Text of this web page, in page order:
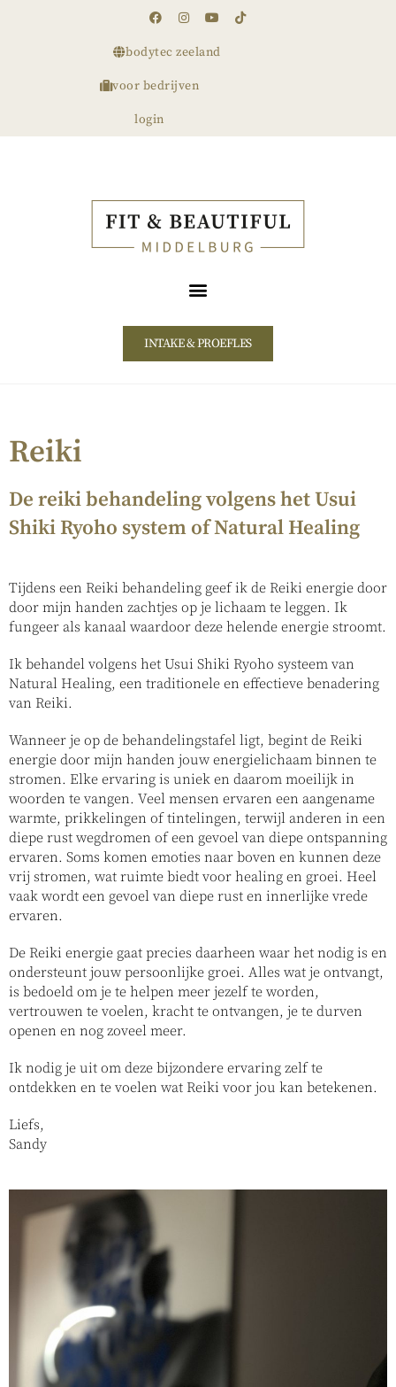
bodytec zeeland
voor bedrijven
login
INTAKE & PROEFLES
Reiki
De reiki behandeling volgens het Usui
Shiki Ryoho system of Natural Healing
Tijdens een Reiki behandeling geef ik de Reiki energie door
door mijn handen zachtjes op je lichaam te leggen. Ik
fungeer als kanaal waardoor deze helende energie stroomt.
Ik behandel volgens het Usui Shiki Ryoho systeem van
Natural Healing, een traditionele en effectieve benadering
van Reiki.
Wanneer je op de behandelingstafel ligt, begint de Reiki
energie door mijn handen jouw energielichaam binnen te
stromen. Elke ervaring is uniek en daarom moeilijk in
woorden te vangen. Veel mensen ervaren een aangename
warmte, prikkelingen of tintelingen, terwijl anderen in een
diepe rust wegdromen of een gevoel van diepe ontspanning
ervaren. Soms komen emoties naar boven en kunnen deze
vrij stromen, wat ruimte biedt voor healing en groei. Heel
vaak wordt een gevoel van diepe rust en innerlijke vrede
ervaren.
De Reiki energie gaat precies daarheen waar het nodig is en
ondersteunt jouw persoonlijke groei. Alles wat je ontvangt,
is bedoeld om je te helpen meer jezelf te worden,
vertrouwen te voelen, kracht te ontvangen, je te durven
openen en nog zoveel meer.
Ik nodig je uit om deze bijzondere ervaring zelf te
ontdekken en te voelen wat Reiki voor jou kan betekenen.
Liefs,
Sandy